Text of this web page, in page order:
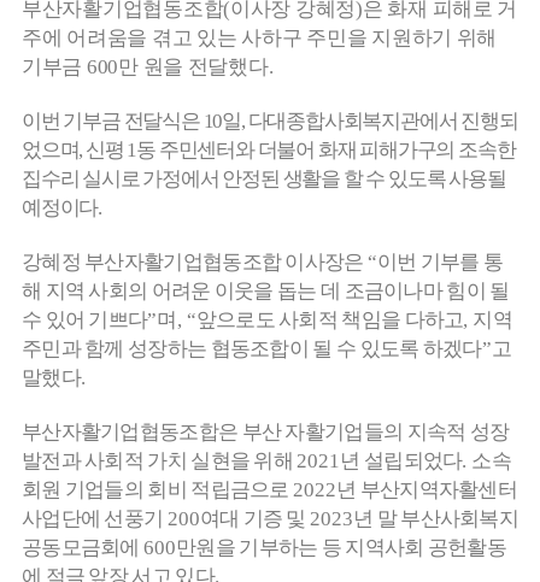
부산자활기업협동조합(이사장 강혜정)은 화재 피해로 거
주에 어려움을 겪고 있는 사하구 주민을 지원하기 위해
기부금 600만 원을 전달했다.
이번 기부금 전달식은 10일, 다대종합사회복지관에서 진행되
었으며, 신평 1동 주민센터와 더불어 화재 피해가구의 조속한
집수리 실시로 가정에서 안정된 생활을 할 수 있도록 사용될
예정이다.
강혜정 부산자활기업협동조합 이사장은 “이번 기부를 통
해 지역 사회의 어려운 이웃을 돕는 데 조금이나마 힘이 될
수 있어 기쁘다”며 , “앞으로도 사회적 책임을 다하고, 지역
주민과 함께 성장하는 협동조합이 될 수 있도록 하겠다”고
말했다.
부산자활기업협동조합은 부산 자활기업들의 지속적 성장
발전과 사회적 가치 실현을 위해2021년 설립되었다. 소속
회원 기업들의 회비 적립금으로2022년 부산지역자활센터
사업단에 선풍기 200여대 기증 및2023년 말 부산사회복지
공동모금회에600만원을 기부하는 등 지역사회 공헌활동
에 적극 앞장 서고 있다.